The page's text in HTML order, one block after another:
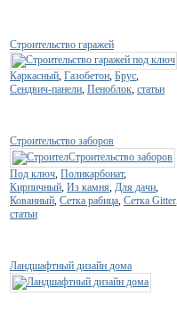
Строительство гаражей
Каркасный Газобетон Брус
Сендвич-панели Пеноблок статьи
Строительство заборов
Под ключ Поликарбонат,
Кирпичный Из камня Для дачи
Кованный Сетка рабица Сетка Gitter
статьи
Ландшафтный дизайн дома